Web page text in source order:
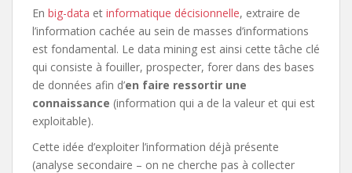
En big-data et informatique décisionnelle, extraire de
l’information cachée au sein de masses d’informations
est fondamental. Le data mining est ainsi cette tâche clé
qui consiste à fouiller, prospecter, forer dans des bases
de données afin d’en faire ressortir une
connaissance (information qui a de la valeur et qui est
exploitable).
Cette idée d’exploiter l’information déjà présente
(analyse secondaire – on ne cherche pas à collecter